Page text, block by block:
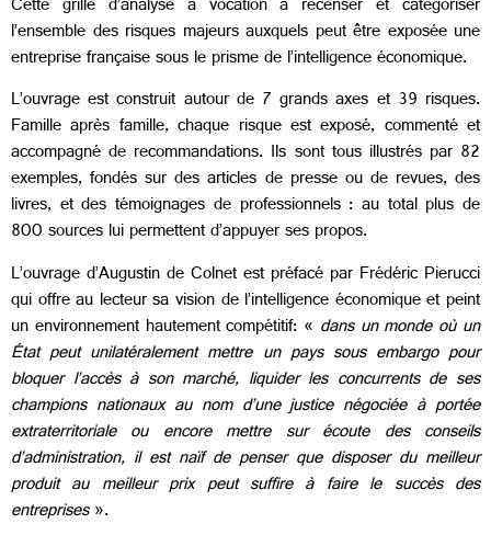
Cette grille d’analyse a vocation à recenser et catégoriser
l’ensemble des risques majeurs auxquels peut être exposée une
entreprise française sous le prisme de l’intelligence économique.
L’ouvrage est construit autour de 7 grands axes et 39 risques.
Famille après famille, chaque risque est exposé, commenté et
accompagné de recommandations. Ils sont tous illustrés par 82
exemples, fondés sur des articles de presse ou de revues, des
livres, et des témoignages de professionnels : au total plus de
800 sources lui permettent d’appuyer ses propos.
L’ouvrage d’Augustin de Colnet est préfacé par Frédéric Pierucci
qui offre au lecteur sa vision de l’intelligence économique et peint
un environnement hautement compétitif: « dans un monde où un
État peut unilatéralement mettre un pays sous embargo pour
bloquer l’accès à son marché, liquider les concurrents de ses
champions nationaux au nom d’une justice négociée à portée
extraterritoriale ou encore mettre sur écoute des conseils
d’administration, il est naïf de penser que disposer du meilleur
produit au meilleur prix peut suffire à faire le succès des
entreprises».